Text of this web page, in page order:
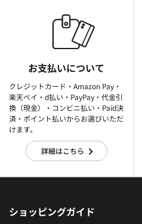
お支払いについて
クレジットカード・Amazon Pay・
楽天ぺイ・d払い・PayPay・代金引
換（現金）・コンビニ払い・Paid決
済・ポイント払いからお選びいただ
けます。
詳細はこちら
ショッピングガイド